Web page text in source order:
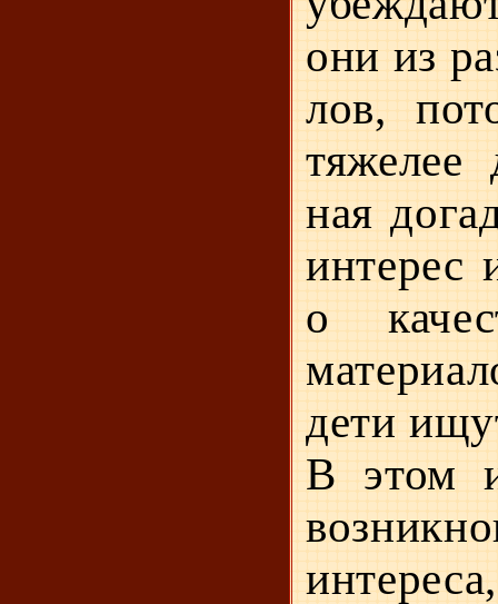
они из
лов,
ная
интерес
о
дети
В этом